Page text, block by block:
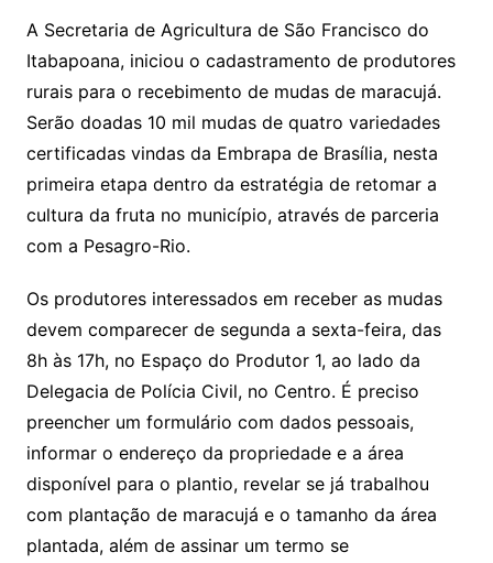
A Secretaria de Agricultura de São Francisco do
Itabapoana, iniciou o cadastramento de produtores
rurais para o recebimento de mudas de maracujá.
Serão doadas 10 mil mudas de quatro variedades
certificadas vindas da Embrapa de Brasília, nesta
primeira etapa dentro da estratégia de retomar a
cultura da fruta no município, através de parceria
com a Pesagro-Rio.
Os produtores interessados em receber as mudas
devem comparecer de segunda a sexta-feira, das
8h às 17h, no Espaço do Produtor 1, ao lado da
Delegacia de Polícia Civil, no Centro. É preciso
preencher um formulário com dados pessoais,
informar o endereço da propriedade e a área
disponível para o plantio, revelar se já trabalhou
com plantação de maracujá e o tamanho da área
plantada, além de assinar um termo se